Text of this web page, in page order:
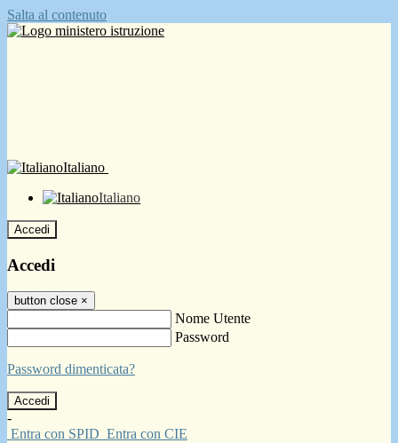
Salta al contenuto
Italiano
Italiano
Accedi
Accedi
button close ×
Nome Utente
Password
Password dimenticata?
-
Entra con SPID Entra con CIE